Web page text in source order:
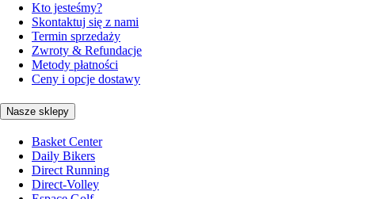
Kto jesteśmy?
Skontaktuj się z nami
Termin sprzedaży
Zwroty & Refundacje
Metody płatności
Ceny i opcje dostawy
Nasze sklepy
Basket Center
Daily Bikers
Direct Running
Direct-Volley